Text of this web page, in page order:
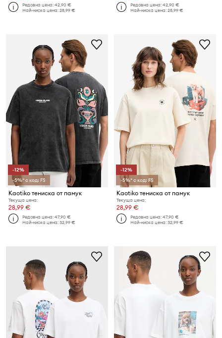
Редовна цена:42,90 €
Най-ниска цена:28,99 €
Редовна цена:42,90 €
Най-ниска цена:28,99 €
-12%
-5%* с код: FS
Kaotiko тениска от памук
Текуща цена:
28,99 €
Редовна цена:47,90 €
Най-ниска цена:32,99 €
-12%
-5%* с код: FS
Kaotiko тениска от памук
Текуща цена:
28,99 €
Редовна цена:47,90 €
Най-ниска цена:32,99 €